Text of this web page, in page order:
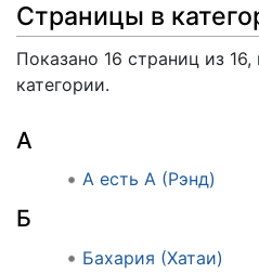
Страницы в
Показано 16 страниц из
категории.
А
А есть А (Рэнд)
Б
Бахария (Хатаи)